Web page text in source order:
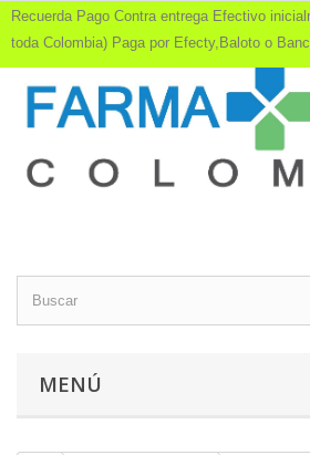
MENÚ
Recuerda Pago Contra entrega Efectivo
toda Colombia) Paga por Efecty,Baloto o